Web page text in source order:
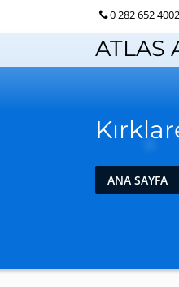
0 282 652 4002
ATLAS
ANA SAYFA